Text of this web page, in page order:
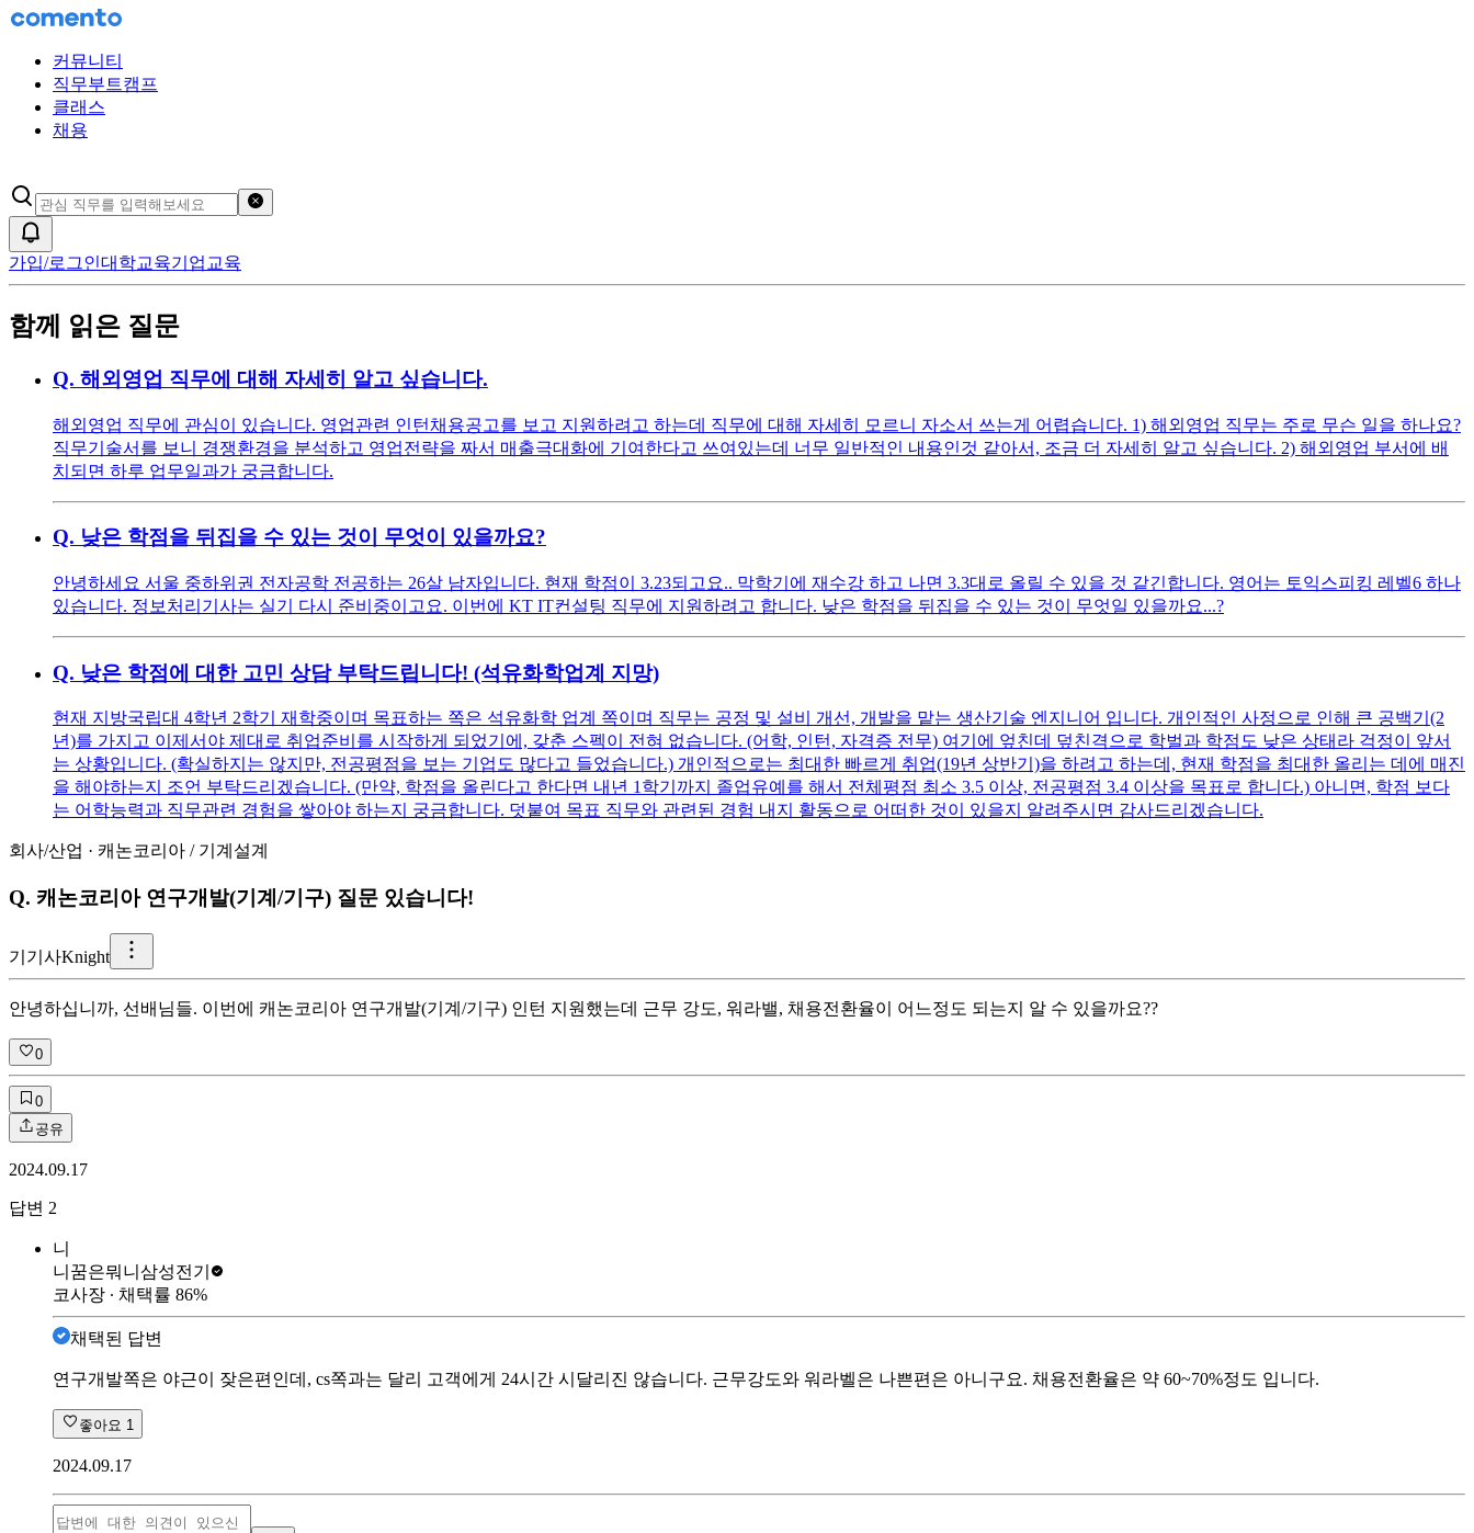
커뮤니티
직무부트캠프
클래스
채용
가입/로그인대학교육기업교육
함께 읽은 질문
Q. 해외영업 직무에 대해 자세히 알고 싶습니다.
해외영업 직무에 관심이 있습니다. 영업관련 인턴채용공고를 보고 지원하려고 하는데 직무에 대해 자세히 모르니 자소서 쓰는게 어렵습니다. 1) 해외영업 직무는 주로 무슨 일을 하나요?
직무기술서를 보니 경쟁환경을 분석하고 영업전략을 짜서 매출극대화에 기여한다고 쓰여있는데 너무 일반적인 내용인것 같아서, 조금 더 자세히 알고 싶습니다. 2) 해외영업 부서에 배
치되면 하루 업무일과가 궁금합니다.
Q. 낮은 학점을 뒤집을 수 있는 것이 무엇이 있을까요?
안녕하세요 서울 중하위권 전자공학 전공하는 26살 남자입니다. 현재 학점이 3.23되고요.. 막학기에 재수강 하고 나면 3.3대로 올릴 수 있을 것 같긴합니다. 영어는 토익스피킹 레벨6 하나
있습니다. 정보처리기사는 실기 다시 준비중이고요. 이번에 KT IT컨설팅 직무에 지원하려고 합니다. 낮은 학점을 뒤집을 수 있는 것이 무엇일 있을까요...?
Q. 낮은 학점에 대한 고민 상담 부탁드립니다! (석유화학업계 지망)
현재 지방국립대 4학년 2학기 재학중이며 목표하는 쪽은 석유화학 업계 쪽이며 직무는 공정 및 설비 개선, 개발을 맡는 생산기술 엔지니어 입니다. 개인적인 사정으로 인해 큰 공백기(2
년)를 가지고 이제서야 제대로 취업준비를 시작하게 되었기에, 갖춘 스펙이 전혀 없습니다. (어학, 인턴, 자격증 전무) 여기에 엎친데 덮친격으로 학벌과 학점도 낮은 상태라 걱정이 앞서
는 상황입니다. (확실하지는 않지만, 전공평점을 보는 기업도 많다고 들었습니다.) 개인적으로는 최대한 빠르게 취업(19년 상반기)을 하려고 하는데, 현재 학점을 최대한 올리는 데에 매진
을 해야하는지 조언 부탁드리겠습니다. (만약, 학점을 올린다고 한다면 내년 1학기까지 졸업유예를 해서 전체평점 최소 3.5 이상, 전공평점 3.4 이상을 목표로 합니다.) 아니면, 학점 보다
는 어학능력과 직무관련 경험을 쌓아야 하는지 궁금합니다. 덧붙여 목표 직무와 관련된 경험 내지 활동으로 어떠한 것이 있을지 알려주시면 감사드리겠습니다.
회사/산업 · 캐논코리아 / 기계설계
Q. 캐논코리아 연구개발(기계/기구) 질문 있습니다!
기 기사Knight
안녕하십니까, 선배님들. 이번에 캐논코리아 연구개발(기계/기구) 인턴 지원했는데 근무 강도, 워라밸, 채용전환율이 어느정도 되는지 알 수 있을까요??
0
0
공유
2024.09.17
답변 2
니
니꿈은뭐니 삼성전기
코사장 ∙ 채택률 86%
채택된 답변
연구개발쪽은 야근이 잦은편인데, cs쪽과는 달리 고객에게 24시간 시달리진 않습니다. 근무강도와 워라벨은 나쁜편은 아니구요. 채용전환율은 약 60~70%정도 입니다.
좋아요 1
2024.09.17